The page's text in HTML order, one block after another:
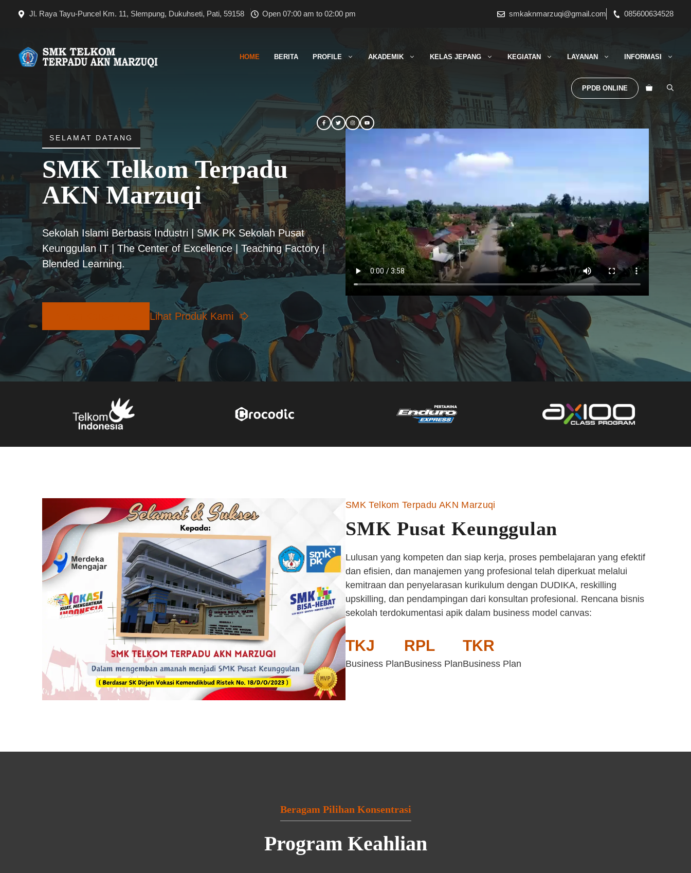
Jl. Raya Tayu-Puncel Km. 11, Slempung, Dukuhseti, Pati, 59158 Open 07:00 am to 02:00 pm smkaknmarzuqi@gmail.com 085600634528
HOME BERITA PROFILE AKADEMIK KELAS JEPANG KEGIATAN LAYANAN INFORMASI
PPDB ONLINE
SELAMAT DATANG
SMK Telkom Terpadu
AKN Marzuqi
Sekolah Islami Berbasis Industri | SMK PK Sekolah Pusat
Keunggulan IT | The Center of Excellence | Teaching Factory |
Blended Learning.
Lihat Produk Kami
SMK Telkom Terpadu AKN Marzuqi
SMK Pusat Keunggulan
Lulusan yang kompeten dan siap kerja, proses pembelajaran yang efektif
dan efisien, dan manajemen yang profesional telah diperkuat melalui
kemitraan dan penyelarasan kurikulum dengan DUDIKA, reskilling
upskilling, dan pendampingan dari konsultan profesional. Rencana bisnis
sekolah terdokumentasi apik dalam business model canvas:
TKJ
Business Plan
RPL
Business Plan
TKR
Business Plan
Beragam Pilihan Konsentrasi
Program Keahlian